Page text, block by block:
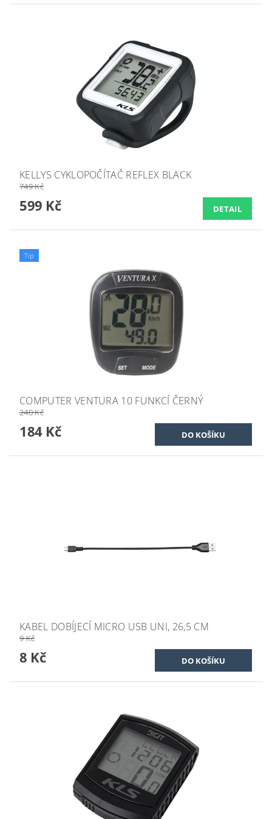
KELLYS CYKLOPOČÍTAČ REFLEX BLACK
749 Kč
599 Kč DETAIL
Tip
COMPUTER VENTURA 10 FUNKCÍ ČERNÝ
240 Kč
184 Kč
KABEL DOBÍJECÍ MICRO USB UNI, 26,5 CM
9 Kč
8 Kč